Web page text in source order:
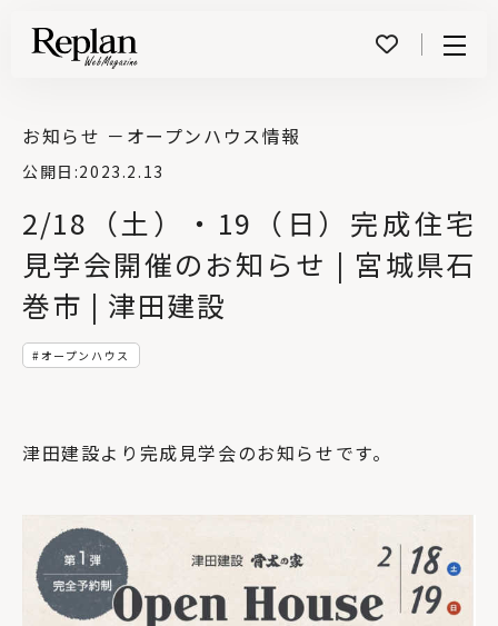
2/18（土）・19（日）完成住宅
見学会開催のお知らせ | 宮城県石
巻市 | 津田建設
お知らせ － オープンハウス情報
公開日:2023.2.13
オープンハウス
津田建設より完成見学会のお知らせです。